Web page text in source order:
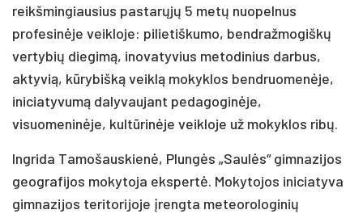
reikšmingiausius pastarųjų 5 metų nuopelnus
profesinėje veikloje: pilietiškumo, bendražmogiškų
vertybių diegimą, inovatyvius metodinius darbus,
aktyvią, kūrybišką veiklą mokyklos bendruomenėje,
iniciatyvumą dalyvaujant pedagoginėje,
visuomeninėje, kultūrinėje veikloje už mokyklos ribų.
Ingrida Tamošauskienė, Plungės „Saulės“ gimnazijos
geografijos mokytoja ekspertė. Mokytojos iniciatyva
gimnazijos teritorijoje įrengta meteorologinių